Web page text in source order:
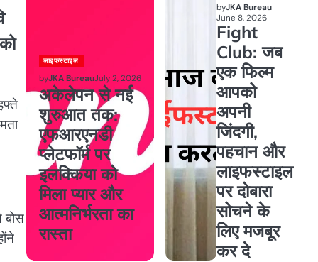
बोस
लाइफस्टाइल
byJKA BureauJuly 2, 2026
अकेलेपन से नई
शुरुआत तक:
एफआरएनडी
प्लेटफॉर्म पर
इलक्किया को
मिला प्यार और
आत्मनिर्भरता का
रास्ता
byJKA Bureau
June 8, 2026
Fight
Club: जब
एक फिल्म
आपको
अपनी
जिंदगी,
पहचान और
लाइफस्टाइल
पर दोबारा
सोचने के
लिए मजबूर
कर दे